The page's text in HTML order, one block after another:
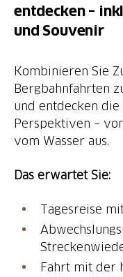
entdecken –
und Souvenir
Kombinieren Sie
Bergbahnfahrten
und entdecken die
Perspektiven –
vom Wasser aus.
Das erwartet Sie:
Tagesreise
Fahrt mit der